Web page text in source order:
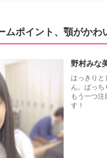
ムポイント、顎がかわ
野村みな
はっきりと
ん。ぱっち
もう一つ
す！